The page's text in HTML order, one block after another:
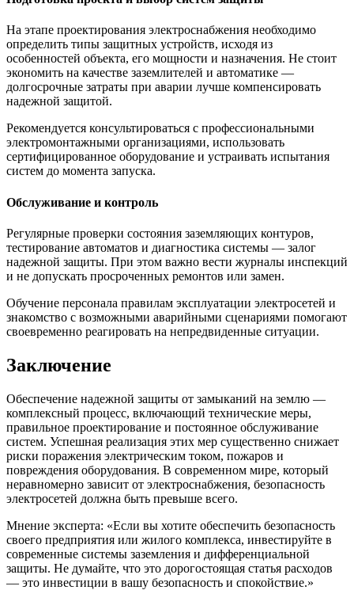
На этапе проектирования электроснабжения необходимо
определить типы защитных устройств, исходя из
особенностей объекта, его мощности и назначения. Не стоит
экономить на качестве заземлителей и автоматике —
долгосрочные затраты при аварии лучше компенсировать
надежной защитой.
Рекомендуется консультироваться с профессиональными
электромонтажными организациями, использовать
сертифицированное оборудование и устраивать испытания
систем до момента запуска.
Обслуживание и контроль
Регулярные проверки состояния заземляющих контуров,
тестирование автоматов и диагностика системы — залог
надежной защиты. При этом важно вести журналы инспекций
и не допускать просроченных ремонтов или замен.
Обучение персонала правилам эксплуатации электросетей и
знакомство с возможными аварийными сценариями помогают
своевременно реагировать на непредвиденные ситуации.
Заключение
Обеспечение надежной защиты от замыканий на землю —
комплексный процесс, включающий технические меры,
правильное проектирование и постоянное обслуживание
систем. Успешная реализация этих мер существенно снижает
риски поражения электрическим током, пожаров и
повреждения оборудования. В современном мире, который
неравномерно зависит от электроснабжения, безопасность
электросетей должна быть превыше всего.
Мнение эксперта: «Если вы хотите обеспечить безопасность
своего предприятия или жилого комплекса, инвестируйте в
современные системы заземления и дифференциальной
защиты. Не думайте, что это дорогостоящая статья расходов
— это инвестиции в вашу безопасность и спокойствие.»